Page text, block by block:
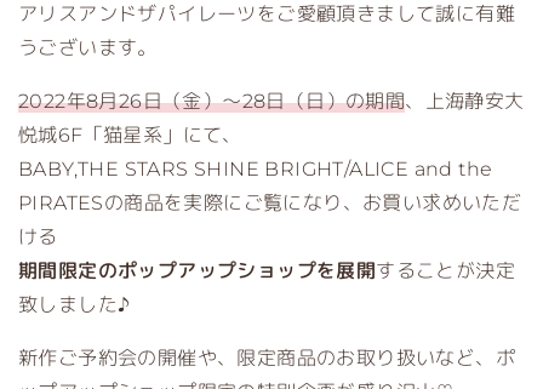
アリスアンドザパイレーツをご愛顧頂きまして誠に有難
うございます。
2022年8月26日（金）～28日（日）の期間、上海静安大
悦城6F「猫星系」にて、
BABY,THE STARS SHINE BRIGHT/ALICE and the
PIRATESの商品を実際にご覧になり、お買い求めいただ
ける
期間限定のポップアップショップを展開することが決定
致しました♪
新作ご予約会の開催や、限定商品のお取り扱いなど、ポ